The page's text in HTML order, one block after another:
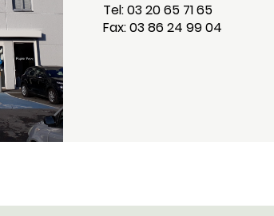
Tel: 03 20 65 71 65
Fax: 03 86 24 99 04